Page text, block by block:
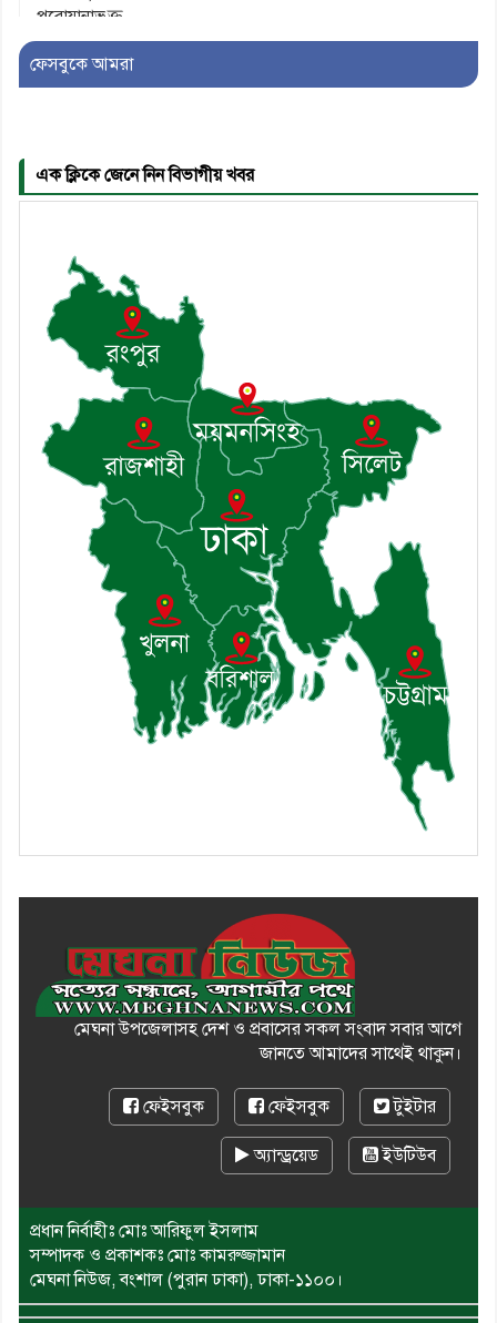
৫। মেঘনা উপজেলা বিএনপির নতুন
৬। জেলা পুলিশ সুপার থেকে সম্মাননা
পেলেন দাউদকান্দি মডেল থানার
৭। দাউদকান্দিতে উপজেলা আইন-
শৃঙ্খলা কমিটির মাসিক সভা অনুষ্ঠিত
৮। দাউদকান্দিতে মুচি সম্প্রদায়ের
খোঁজখবর নিলেন ড. খন্দকার মারুফ
হোসেন
৯। মেঘনায় আইন-শৃঙ্খলা কমিটির
মাসিক সভা অনুষ্ঠিত
১০। জাতীয় নেতা ড. খন্দকার
মোশাররফ হোসেনের মূল্যায়ন কোথায়
এবং একটি বিশ্লেষণ
ফেসবুকে আমরা
এক ক্লিকে জেনে নিন বিভাগীয় খবর
মেঘনা উপজেলাসহ দেশ ও প্রবাসের সকল সংবাদ সবার আগে
জানতে আমাদের সাথেই থাকুন।
ফেইসবুক ফেইসবুক টুইটার
অ্যান্ড্রয়েড ইউটিউব
প্রধান নির্বাহীঃ মোঃ আরিফুল ইসলাম
সম্পাদক ও প্রকাশকঃ মোঃ কামরুজ্জামান
মেঘনা নিউজ, বংশাল (পুরান ঢাকা), ঢাকা-১১০০।